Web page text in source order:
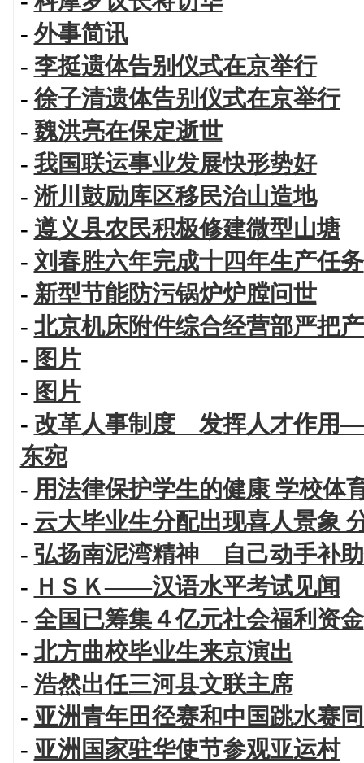
- 外事简讯
- 李挺遗体告别仪式在京举行
- 徐子清遗体告别仪式在京举行
- 魏洪亮在保定逝世
- 我国联运事业发展快形势好
- 淅川鼓励库区移民治山造地
- 遵义县农民积极修建微型山塘
- 刘春胜六年完成十四年生产任务
- 新型节能防污锅炉炉膛问世
- 北京机床附件综合经营部严把
- 图片
- 图片
- 改革人事制度 发挥人才作用
东宛
- 用法律保护学生的健康 学校体
- 云大毕业生分配出现喜人景象
- 弘扬南泥湾精神 自己动手补
- ＨＳＫ——汉语水平考试见闻
- 全国已筹集４亿元社会福利资金
- 北方曲校毕业生来京演出
- 浩然出任三河县文联主席
- 亚洲青年田径赛和中国跳水赛
- 亚洲国家驻华使节参观亚运村